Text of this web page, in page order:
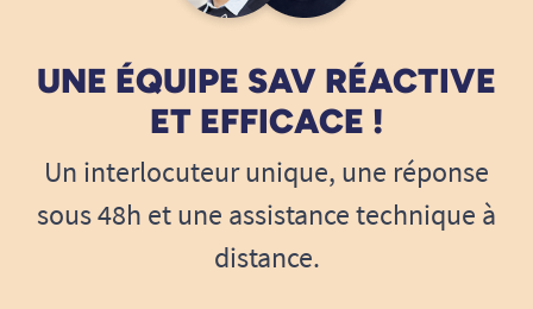
accessible pour chaque besoin
Avec salargeur totale de 140 cm, la Granberg
333 dispose d’un espace matelas généreux de 71
cm dédié au confort du bébé. Sonlavabo
positionné à droite
permet de combiner hygiène
et proximité, idéal pour se laver les mains avant
et après le change sans jamais quitter l’enfant
UNE ÉQUIPE SAV RÉACTIVE
ET EFFICACE !
Un interlocuteur unique, une réponse
sous 48h et une assistance technique à
distance.